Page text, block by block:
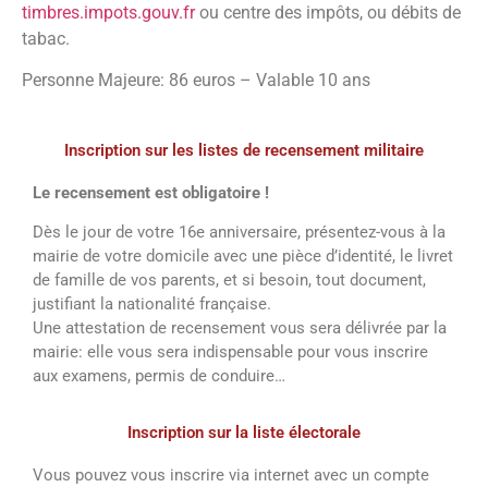
timbres.impots.gouv.frou centre des impôts, ou débits de
tabac.
Personne Majeure: 86 euros – Valable 10 ans
Inscription sur les listes de recensement militaire
Le recensement est obligatoire !
Dès le jour de votre 16e anniversaire, présentez-vous à la
mairie de votre domicile avec une pièce d’identité, le livret
de famille de vos parents, et si besoin, tout document,
justifiant la nationalité française.
Une attestation de recensement vous sera délivrée par la
mairie: elle vous sera indispensable pour vous inscrire
aux examens, permis de conduire…
Inscription sur la liste électorale
Vous pouvez vous inscrire via internet avec un compte